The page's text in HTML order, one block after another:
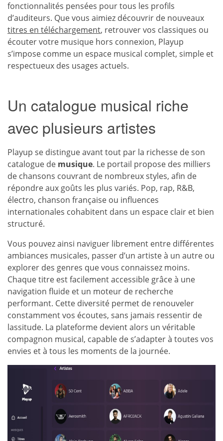
fonctionnalités pensées pour tous les profils
d’auditeurs. Que vous aimiez découvrir de nouveaux
titres en téléchargement, retrouver vos classiques ou
écouter votre musique hors connexion, Playup
s’impose comme un espace musical complet, simple et
respectueux des usages actuels.
Un catalogue musical riche
avec plusieurs artistes
Playup se distingue avant tout par la richesse de son
catalogue de musique. Le portail propose des milliers
de chansons couvrant de nombreux styles, afin de
répondre aux goûts les plus variés. Pop, rap, R&B,
électro, chanson française ou influences
internationales cohabitent dans un espace clair et bien
structuré.
Vous pouvez ainsi naviguer librement entre différentes
ambiances musicales, passer d’un artiste à un autre ou
explorer des genres que vous connaissez moins.
Chaque titre est facilement accessible grâce à une
navigation fluide et un moteur de recherche
performant. Cette diversité permet de renouveler
constamment vos écoutes, sans jamais ressentir de
lassitude. La plateforme devient alors un véritable
compagnon musical, capable de s’adapter à toutes vos
envies et à tous les moments de la journée.